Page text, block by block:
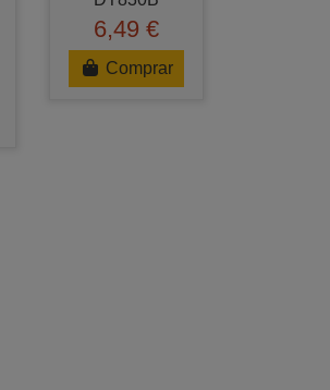
6,49 €
Comprar